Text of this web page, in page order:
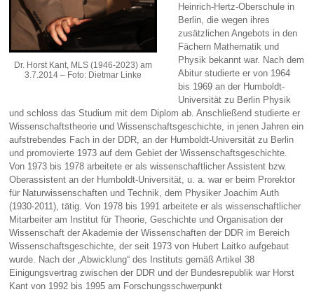
Dr. Horst Kant, MLS (1946-2023) am
3.7.2014 – Foto: Dietmar Linke
Heinrich-Hertz-Oberschule in
Berlin, die wegen ihres
zusätzlichen Angebots in den
Fächern Mathematik und
Physik bekannt war. Nach dem
Abitur studierte er von 1964
bis 1969 an der Humboldt-
Universität zu Berlin Physik
und schloss das Studium mit dem Diplom ab. Anschließend studierte er
Wissenschaftstheorie und Wissenschaftsgeschichte, in jenen Jahren ein
aufstrebendes Fach in der DDR, an der Humboldt-Universität zu Berlin
und promovierte 1973 auf dem Gebiet der Wissenschaftsgeschichte.
Von 1973 bis 1978 arbeitete er als wissenschaftlicher Assistent bzw.
Oberassistent an der Humboldt-Universität, u. a. war er beim Prorektor
für Naturwissenschaften und Technik, dem Physiker Joachim Auth
(1930-2011), tätig. Von 1978 bis 1991 arbeitete er als wissenschaftlicher
Mitarbeiter am Institut für Theorie, Geschichte und Organisation der
Wissenschaft der Akademie der Wissenschaften der DDR im Bereich
Wissenschaftsgeschichte, der seit 1973 von Hubert Laitko aufgebaut
wurde. Nach der „Abwicklung“ des Instituts gemäß Artikel 38
Einigungsvertrag zwischen der DDR und der Bundesrepublik war Horst
Kant von 1992 bis 1995 am Forschungsschwerpunkt